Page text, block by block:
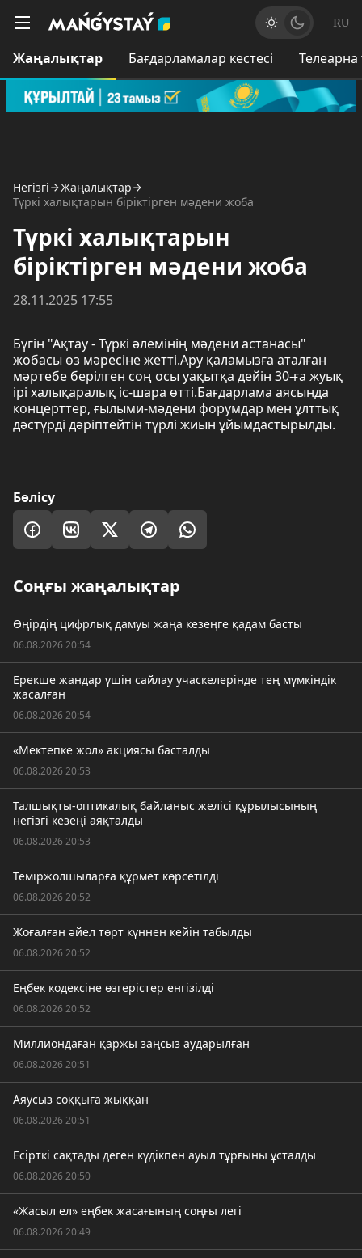
RU
Жаңалықтар Бағдарламалар кестесі
Негізгі
Жаңалықтар
Түркі халықтарын біріктірген мәдени жоба
Түркі халықтарын
біріктірген мәдени жоба
28.11.2025 17:55
Бүгін "Ақтау - Түркі әлемінің мәдени астанасы"
жобасы өз мәресіне жетті.Ару қаламызға аталған
мәртебе берілген соң осы уақытқа дейін 30-ға жуық
ірі халықаралық іс-шара өтті.Бағдарлама аясында
концерттер, ғылыми-мәдени форумдар мен ұлттық
дәстүрді дәріптейтін түрлі жиын ұйымдастырылды.
Бөлісу
Соңғы жаңалықтар
Өңірдің цифрлық дамуы жаңа кезеңге қадам басты
06.08.2026 20:54
Ерекше жандар үшін сайлау учаскелерінде тең мүмкіндік
жасалған
06.08.2026 20:54
«Мектепке жол» акциясы басталды
06.08.2026 20:53
Талшықты-оптикалық байланыс желісі құрылысының
негізгі кезеңі аяқталды
06.08.2026 20:53
Теміржолшыларға құрмет көрсетілді
06.08.2026 20:52
Жоғалған әйел төрт күннен кейін табылды
06.08.2026 20:52
Еңбек кодексіне өзгерістер енгізілді
06.08.2026 20:52
Миллиондаған қаржы заңсыз аударылған
06.08.2026 20:51
Аяусыз соққыға жыққан
06.08.2026 20:51
Есірткі сақтады деген күдікпен ауыл тұрғыны ұсталды
06.08.2026 20:50
«Жасыл ел» еңбек жасағының соңғы легі
06.08.2026 20:49